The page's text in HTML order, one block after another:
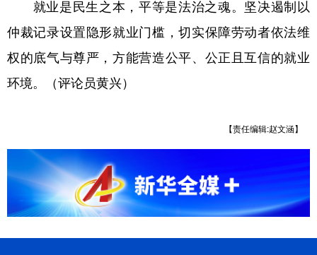
就业是民生之本，平等是法治之魂。坚决遏制以
仲裁记录设置隐形就业门槛，切实保障劳动者依法维
权的底气与尊严，方能营造公平、公正且互信的就业
环境。（评论员黄兴）
【责任编辑:赵文涵】